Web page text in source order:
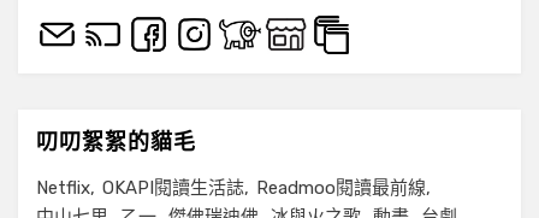
叨叨絮絮的貓毛
Netflix OKAPI閱讀生活誌
Readmoo閱讀最前線